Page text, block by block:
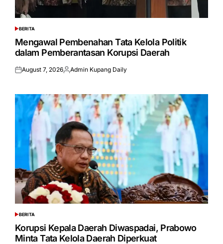
POSTED
IN
BERITA
Mengawal Pembenahan Tata Kelola Politik
dalam Pemberantasan Korupsi Daerah
Posted
August 7, 2026Posted
Admin Kupang Daily
POSTED
IN
BERITA
Korupsi Kepala Daerah Diwaspadai, Prabowo
Minta Tata Kelola Daerah Diperkuat